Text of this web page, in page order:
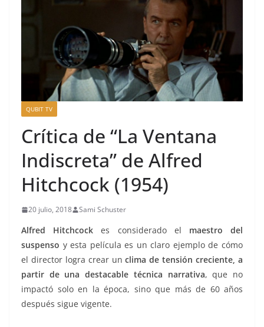
QUBIT TV
Crítica de “La Ventana
Indiscreta” de Alfred
Hitchcock (1954)
20 julio, 2018 Sami Schuster
Alfred Hitchcock es considerado el maestro del
suspenso y esta película es un claro ejemplo de cómo
el director logra crear unclima de tensión creciente, a
partir de una destacable técnica narrativa, que no
impactó solo en la época, sino que más de 60 años
después sigue vigente.